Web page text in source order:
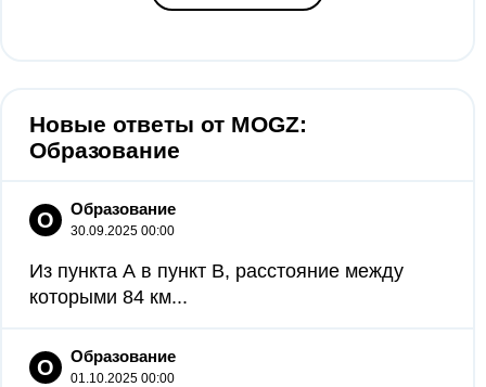
Новые ответы от MOGZ:
Образование
О Образование
30.09.2025 00:00
Из пункта А в пункт B, расстояние между
которыми 84 км...
О Образование
01.10.2025 00:00